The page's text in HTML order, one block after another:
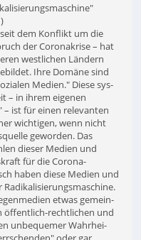
dem Kon­flikt um die
der Coro­na­krise – hat
west­li­chen Ländern
Ihre Domäne sind
Medien." Diese sys­
– in ihrem eigenen
ist für einen rele­van­ten
wich­ti­gen, wenn nicht
gewor­den. Das
dieser Medien und
für die Corona-
haben diese Medien und
etwas gemein­
öffent­lich-recht­li­chen und
unbe­que­mer Wahr­hei­